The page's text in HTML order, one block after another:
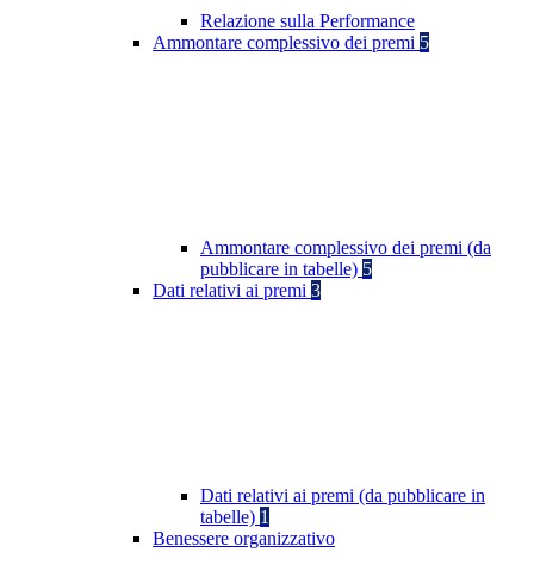
Relazione sulla Performance
Ammontare complessivo dei premi 5
Ammontare complessivo dei premi (da
pubblicare in tabelle) 5
Dati relativi ai premi 3
Dati relativi ai premi (da pubblicare in
tabelle) 1
Benessere organizzativo